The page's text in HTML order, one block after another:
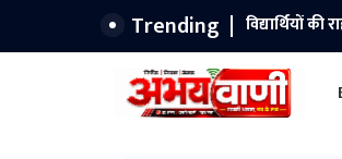
Trending कलेक्टर एवं बैंक